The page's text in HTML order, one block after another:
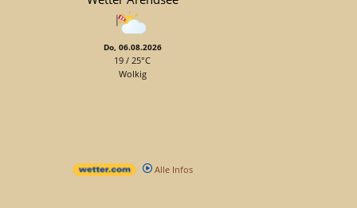
Do, 06.08.2026
19 / 25°C
Wolkig
Alle Infos